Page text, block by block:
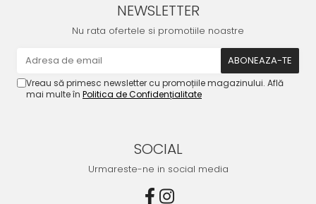
NEWSLETTER
Nu rata ofertele si promotiile noastre
Vreau să primesc newsletter cu promoțiile magazinului. Află
mai multe în Politica de Confidențialitate
SOCIAL
Urmareste-ne in social media